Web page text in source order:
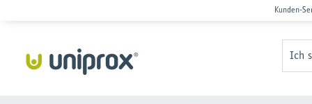
Kunden-
Ich